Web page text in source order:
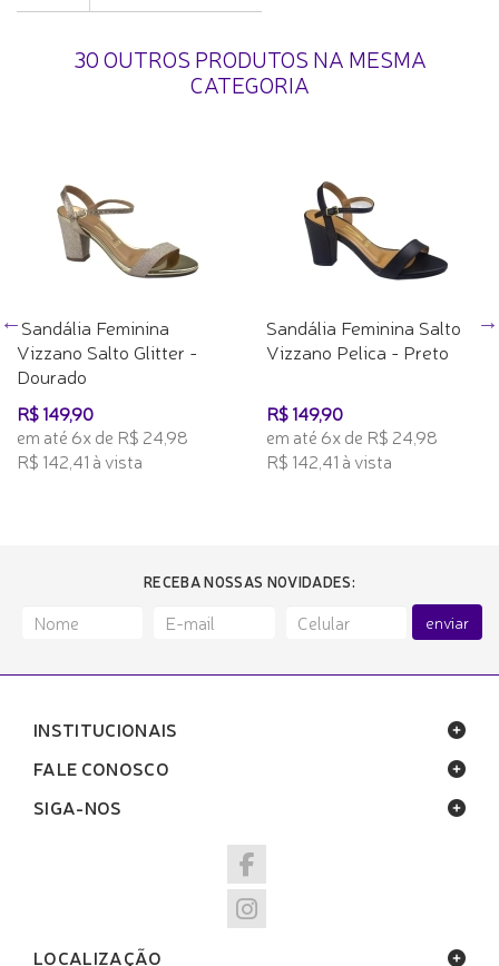
30 OUTROS PRODUTOS NA MESMA
CATEGORIA
Sandália Feminina
Vizzano Salto Glitter -
Dourado
R$ 149,90
em até 6x de R$ 24,98
R$ 142,41 à vista
Sandália Feminina Salto
Vizzano Pelica - Preto
R$ 149,90
em até 6x de R$ 24,98
R$ 142,41 à vista
RECEBA NOSSAS NOVIDADES:
enviar
INSTITUCIONAIS
FALE CONOSCO
SIGA-NOS
LOCALIZAÇÃO